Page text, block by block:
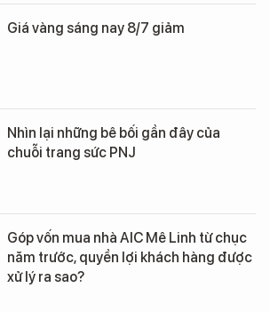
Giá vàng sáng nay 8/7 giảm
Nhìn lại những bê bối gần đây của
chuỗi trang sức PNJ
Góp vốn mua nhà AIC Mê Linh từ chục
năm trước, quyền lợi khách hàng được
xử lý ra sao?